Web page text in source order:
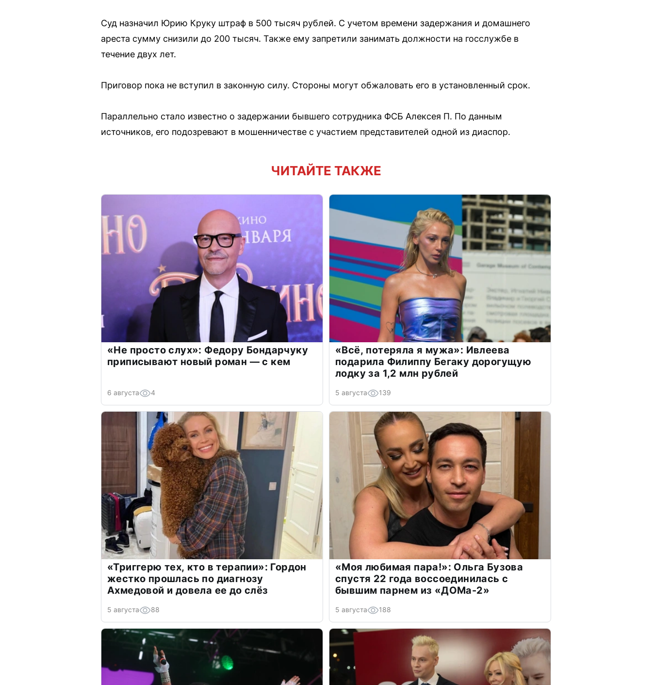
Суд назначил Юрию Круку штраф в 500 тысяч рублей. С учетом времени задержания и домашнего
ареста сумму снизили до 200 тысяч. Также ему запретили занимать должности на госслужбе в
течение двух лет.
Приговор пока не вступил в законную силу. Стороны могут обжаловать его в установленный срок.
Параллельно стало известно о задержании бывшего сотрудника ФСБ Алексея П. По данным
источников, его подозревают в мошенничестве с участием представителей одной из диаспор.
ЧИТАЙТЕ ТАКЖЕ
«Не просто слух»: Федору Бондарчуку
приписывают новый роман — с кем
6 августа 4
«Всё, потеряла я мужа»: Ивлеева
подарила Филиппу Бегаку дорогущую
лодку за 1,2 млн рублей
5 августа 139
«Триггерю тех, кто в терапии»: Гордон
жестко прошлась по диагнозу
Ахмедовой и довела ее до слёз
5 августа 88
«Моя любимая пара!»: Ольга Бузова
спустя 22 года воссоединилась с
бывшим парнем из «ДОМа-2»
5 августа 188